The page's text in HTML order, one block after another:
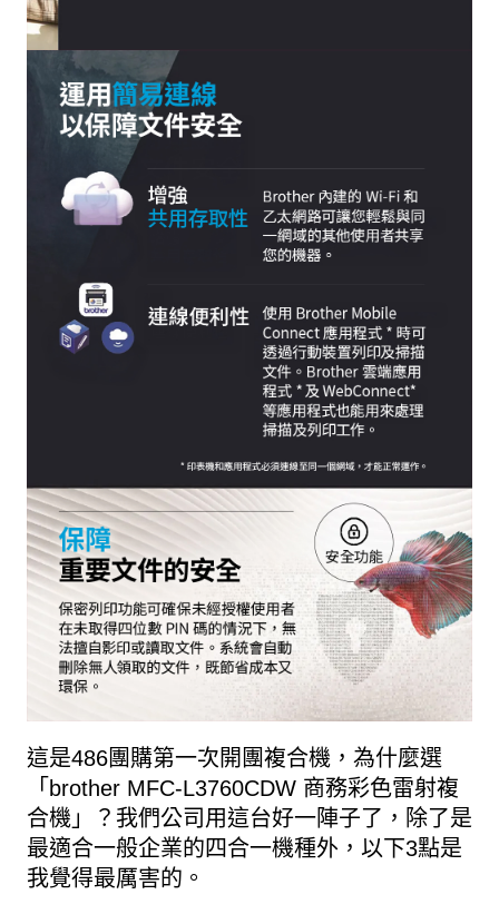
這是486團購第一次開團複合機，為什麼選
「brother MFC-L3760CDW 商務彩色雷射複
合機」？我們公司用這台好一陣子了，除了是
最適合一般企業的四合一機種外，以下3點是
我覺得最厲害的。